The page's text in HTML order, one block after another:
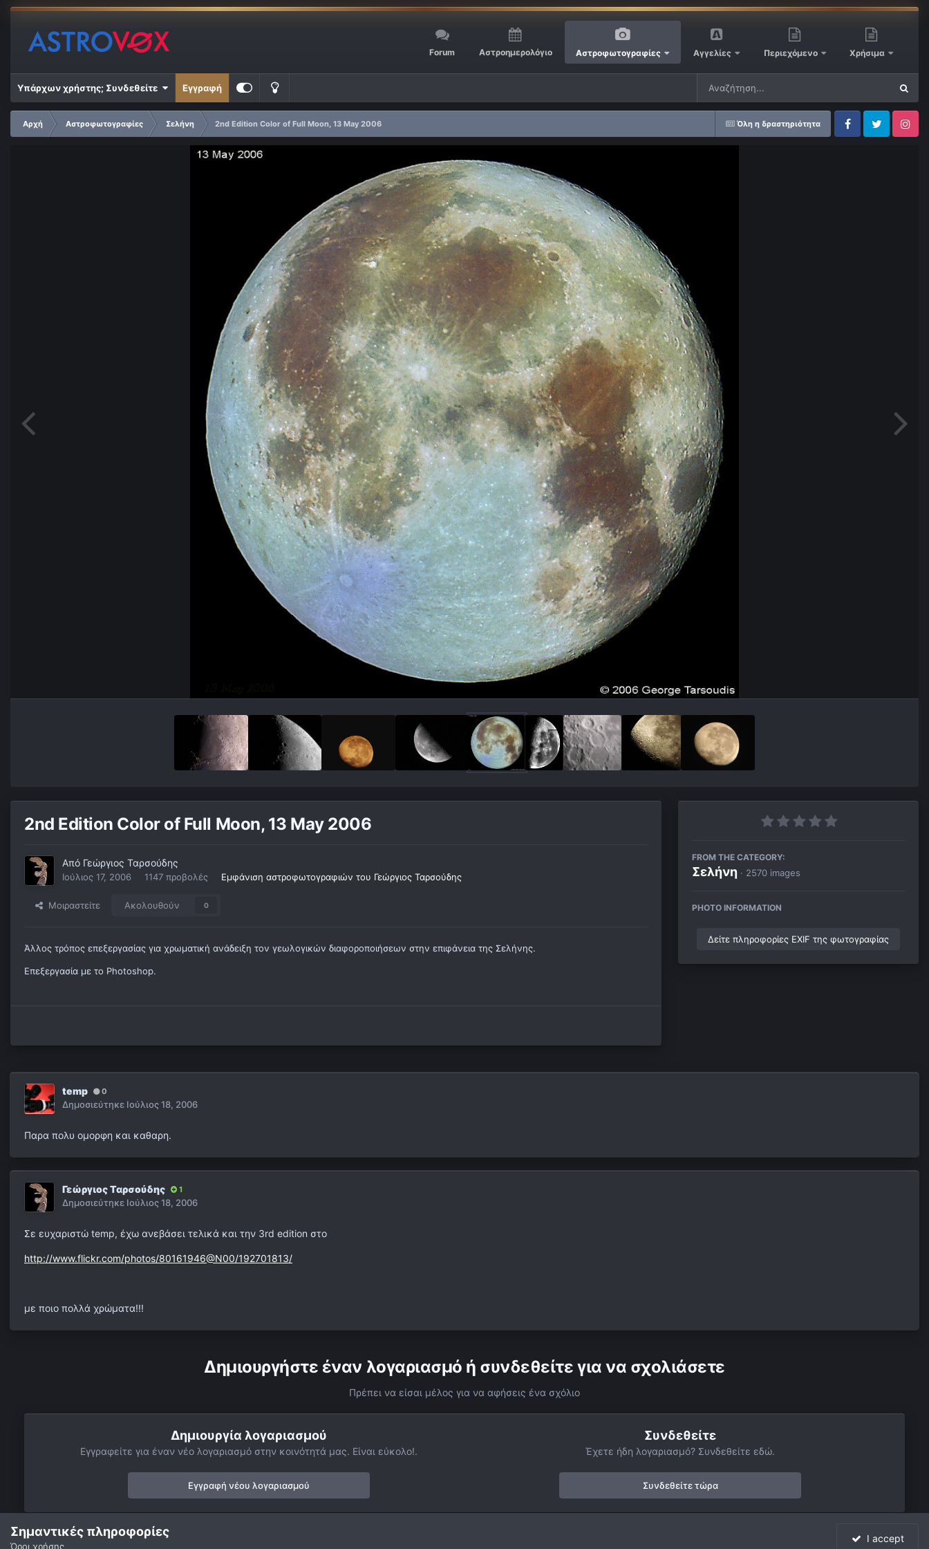
Forum Αστροημερολόγιο Αστροφωτογραφίες Αγγελίες Περιεχόμενο Χρήσιμα
Υπάρχων χρήστης; Συνδεθείτε Εγγραφή
Όλη η δραστηριότητα
Αρχή Αστροφωτογραφίες Σελήνη
2nd Edition Color of Full Moon, 13 May 2006
FacebookTwitter Instagram
2nd Edition Color of Full Moon, 13 May 2006
Από Γεώργιος Ταρσούδης
Ιούλιος 17, 2006 1147 προβολές Εμφάνιση αστροφωτογραφιών του Γεώργιος Ταρσούδης
Μοιραστείτε Ακολουθούν 0
Άλλος τρόπος επεξεργασίας για χρωματική ανάδειξη τον γεωλογικών διαφοροποιήσεων στην επιφάνεια της Σελήνης.
Επεξεργασία με το Photoshop.
FROM THE CATEGORY:
Σελήνη · 2570 images
PHOTO INFORMATION
Δείτε πληροφορίες EXIF της φωτογραφίας
temp 0
Δημοσιεύτηκε Ιούλιος 18, 2006
Παρα πολυ ομορφη και καθαρη.
Γεώργιος Ταρσούδης 1
Δημοσιεύτηκε Ιούλιος 18, 2006
Σε ευχαριστώ temp, έχω ανεβάσει τελικά και την 3rd edition στο
http://www.flickr.com/photos/80161946@N00/192701813/
με ποιο πολλά χρώματα!!!
Δημιουργήστε έναν λογαριασμό ή συνδεθείτε για να σχολιάσετε
Πρέπει να είσαι μέλος για να αφήσεις ένα σχόλιο
Δημιουργία λογαριασμού
Εγγραφείτε για έναν νέο λογαριασμό στην κοινότητά μας. Είναι εύκολο!.
Εγγραφή νέου λογαριασμού
Συνδεθείτε
Έχετε ήδη λογαριασμό? Συνδεθείτε εδώ.
Συνδεθείτε τώρα
Σημαντικές πληροφορίες
Όροι χρήσης
I accept